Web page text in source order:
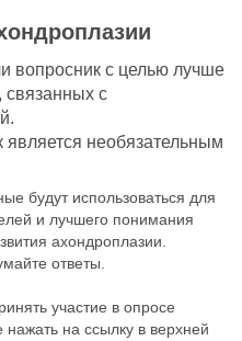
вопросник с целью лучше
связанных с
является необязательным
будут использоваться для
и лучшего понимания
ахондроплазии.
ответы.
участие в опросе
на ссылку в верхней
• PT • ES • RU